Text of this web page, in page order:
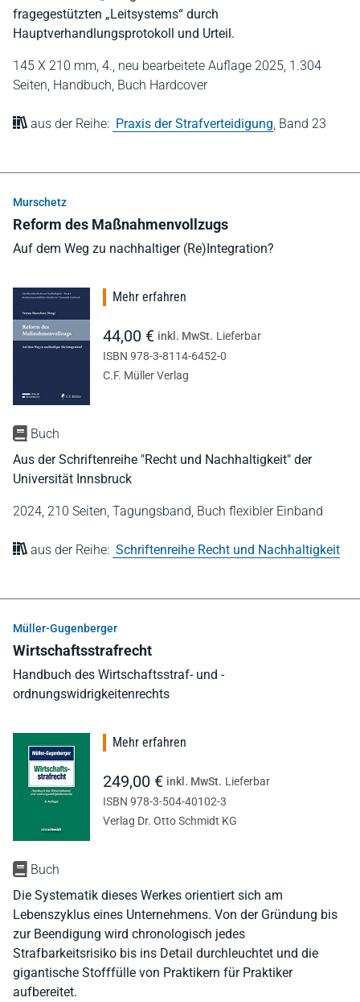
fragegestützten „Leitsystems“ durch
Hauptverhandlungsprotokoll und Urteil.
145 X 210 mm, 4., neu bearbeitete Auflage 2025, 1.304
Seiten, Handbuch, Buch Hardcover
aus der Reihe: Praxis der Strafverteidigung Band 23
Murschetz
Reform des Maßnahmenvollzugs
Auf dem Weg zu nachhaltiger (Re)Integration?
Buch
Aus der Schriftenreihe "Recht und Nachhaltigkeit" der
Universität Innsbruck
2024, 210 Seiten, Tagungsband, Buch flexibler Einband
aus der Reihe: Schriftenreihe Recht und Nachhaltigkeit
Mehr erfahren
44,00 € inkl. MwSt. Lieferbar
ISBN 978-3-8114-6452-0
C.F. Müller Verlag
Müller-Gugenberger
Wirtschaftsstrafrecht
Handbuch des Wirtschaftsstraf- und -
ordnungswidrigkeitenrechts
Buch
Die Systematik dieses Werkes orientiert sich am
Lebenszyklus eines Unternehmens. Von der Gründung bis
zur Beendigung wird chronologisch jedes
Strafbarkeitsrisiko bis ins Detail durchleuchtet und die
gigantische Stofffülle von Praktikern für Praktiker
aufbereitet.
Mehr erfahren
249,00 € inkl. MwSt. Lieferbar
ISBN 978-3-504-40102-3
Verlag Dr. Otto Schmidt KG